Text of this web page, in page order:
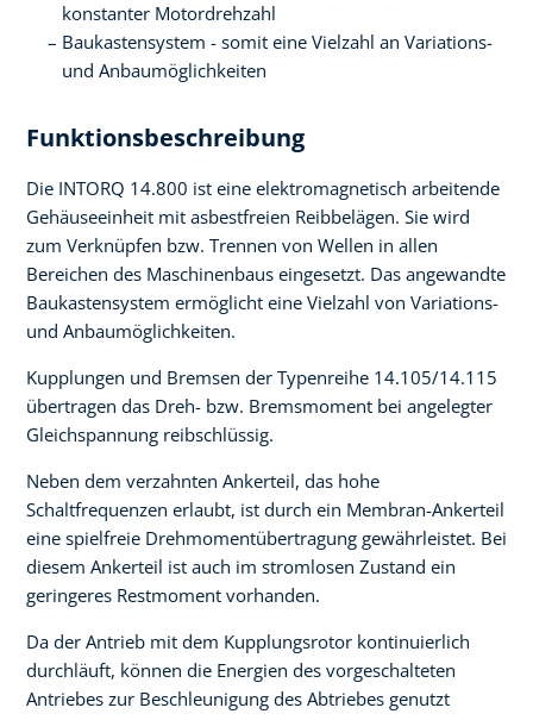
konstanter Motordrehzahl
Baukastensystem - somit eine Vielzahl an Variations-
und Anbaumöglichkeiten
Funktionsbeschreibung
Die INTORQ 14.800 ist eine elektromagnetisch arbeitende
Gehäuseeinheit mit asbestfreien Reibbelägen. Sie wird
zum Verknüpfen bzw. Trennen von Wellen in allen
Bereichen des Maschinenbaus eingesetzt. Das angewandte
Baukastensystem ermöglicht eine Vielzahl von Variations-
und Anbaumöglichkeiten.
Kupplungen und Bremsen der Typenreihe 14.105/14.115
übertragen das Dreh- bzw. Bremsmoment bei angelegter
Gleichspannung reibschlüssig.
Neben dem verzahnten Ankerteil, das hohe
Schaltfrequenzen erlaubt, ist durch ein Membran-Ankerteil
eine spielfreie Drehmomentübertragung gewährleistet. Bei
diesem Ankerteil ist auch im stromlosen Zustand ein
geringeres Restmoment vorhanden.
Da der Antrieb mit dem Kupplungsrotor kontinuierlich
durchläuft, können die Energien des vorgeschalteten
Antriebes zur Beschleunigung des Abtriebes genutzt